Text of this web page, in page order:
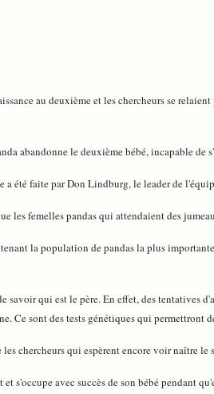
au deuxième et les chercheurs se
abandonne le deuxième bébé, incapable
a été faite par Don Lindburg, le leader de
les femelles pandas qui attendaient des
la population de pandas la plus
savoir qui est le père. En effet, des tentatives
Ce sont des tests génétiques qui permettront
chercheurs qui espèrent encore voir naître le
s'occupe avec succès de son bébé pendant